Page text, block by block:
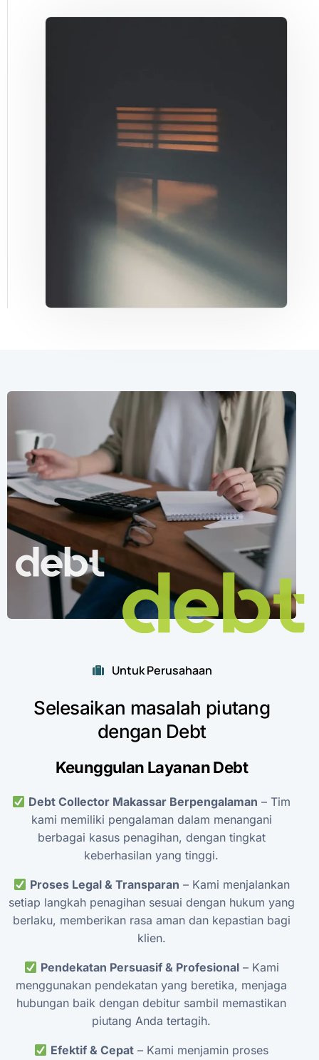
Untuk Perusahaan
Selesaikan masalah piutang
dengan Debt
Keunggulan LayananDebt
Debt Collector Makassar Berpengalaman – Tim
kami memiliki pengalaman dalam menangani
berbagai kasus penagihan, dengan tingkat
keberhasilan yang tinggi.
Proses Legal & Transparan – Kami menjalankan
setiap langkah penagihan sesuai dengan hukum yang
berlaku, memberikan rasa aman dan kepastian bagi
klien.
Pendekatan Persuasif & Profesional – Kami
menggunakan pendekatan yang beretika, menjaga
hubungan baik dengan debitur sambil memastikan
piutang Anda tertagih.
Efektif & Cepat – Kami menjamin proses